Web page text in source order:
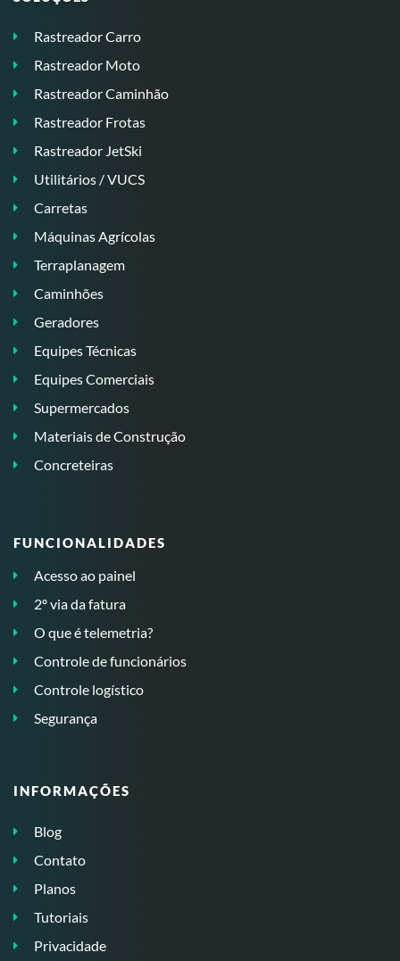
Rastreador Carro
Rastreador Moto
Rastreador Caminhão
Rastreador Frotas
Rastreador JetSki
Utilitários / VUCS
Carretas
Máquinas Agrícolas
Terraplanagem
Caminhões
Geradores
Equipes Técnicas
Equipes Comerciais
Supermercados
Materiais de Construção
Concreteiras
FUNCIONALIDADES
Acesso ao painel
2º via da fatura
O que é telemetria?
Controle de funcionários
Controle logístico
Segurança
INFORMAÇÕES
Blog
Contato
Planos
Tutoriais
Privacidade